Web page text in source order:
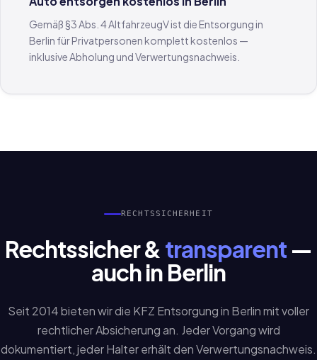
Gemäß §3 Abs. 4 AltfahrzeugV ist die Entsorgung in
Berlin für Privatpersonen komplett kostenlos —
inklusive Abholung und Verwertungsnachweis.
RECHTSSICHERHEIT
Rechtssicher & transparent—
auch in Berlin
Seit 2014 bieten wir die KFZ Entsorgung in Berlin mit voller
rechtlicher Absicherung an. Jeder Vorgang wird
dokumentiert, jeder Halter erhält den Verwertungsnachweis.